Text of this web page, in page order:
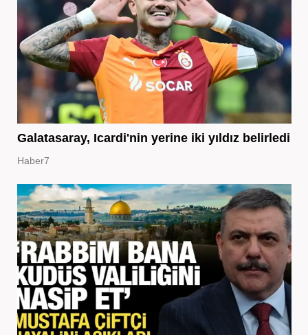
Galatasaray, Icardi'nin yerine iki yıldız belirledi
Haber7